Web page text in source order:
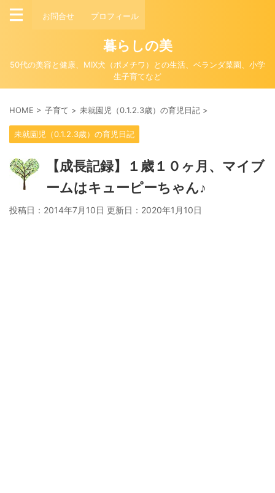
お問合せ プロフィール
暮らしの美
50代の美容と健康、MIX犬（ポメチワ）との生活、ベランダ菜園、小学
生子育てなど
HOME > 子育て > 未就園児（0.1.2.3歳）の育児日記 >
未就園児（0.1.2.3歳）の育児日記
【成長記録】１歳１０ヶ月、マイブ
ームはキューピーちゃん♪
投稿日：2014年7月10日 更新日： 2020年1月10日